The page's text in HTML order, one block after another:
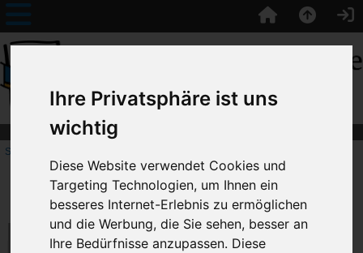
Ihre Privatsphäre ist uns
wichtig
Diese Website verwendet Cookies und
Targeting Technologien, um Ihnen ein
besseres Internet-Erlebnis zu ermöglichen
und die Werbung, die Sie sehen, besser an
Ihre Bedürfnisse anzupassen. Diese
Startseite
Erweiterte Suche
Bitte wählen Sie Ihre Suchkriterien: